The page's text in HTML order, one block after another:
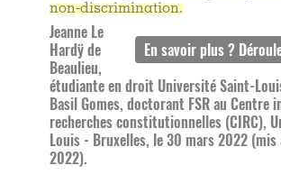
non-discrimination.
Jeanne Le
Hardÿ de
Beaulieu,
étudiante en droit Université Saint-
Basil Gomes, doctorant FSR au Centre
recherches constitutionnelles (CIRC),
Louis - Bruxelles, le 30 mars 2022
2022).